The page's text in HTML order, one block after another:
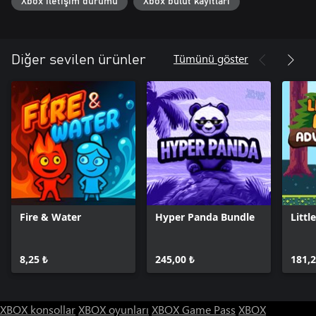
Diğer sevilen ürünler Tümünü göster
Fire & Water
8,25 ₺
Hyper Panda Bundle
245,00 ₺
XBOX konsollarXBOX oyunları XBOX Game Pass XBOX